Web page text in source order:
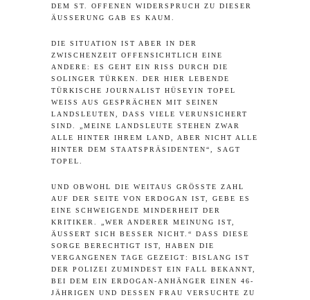
DEM ST. OFFENEN WIDERSPRUCH ZU DIESER
ÄUSSERUNG GAB ES KAUM.
DIE SITUATION IST ABER IN DER
ZWISCHENZEIT OFFENSICHTLICH EINE
ANDERE: ES GEHT EIN RISS DURCH DIE
SOLINGER TÜRKEN. DER HIER LEBENDE
TÜRKISCHE JOURNALIST HÜSEYIN TOPEL
WEISS AUS GESPRÄCHEN MIT SEINEN L
ANDSLEUTEN, DASS VIELE VERUNSICHERT S
IND. „MEINE LANDSLEUTE STEHEN ZWAR A
LLE HINTER IHREM LAND, ABER NICHT ALLE H
INTER DEM STAATSPRÄSIDENTEN“, SAGT T
OPEL.
UND OBWOHL DIE WEITAUS GRÖSSTE ZAHL A
UF DER SEITE VON ERDOGAN IST, GEBE ES E
INE SCHWEIGENDE MINDERHEIT DER K
RITIKER. „WER ANDERER MEINUNG IST, Ä
USSERT SICH BESSER NICHT.“ DASS DIESE SO
RGE BERECHTIGT IST, HABEN DIE VE
RGANGENEN TAGE GEZEIGT: BISLANG IST DE
R POLIZEI ZUMINDEST EIN FALL BEKANNT, BE
I DEM EIN ERDOGAN-ANHÄNGER EINEN 46-JÄ
HRIGEN UND DESSEN FRAU VERSUCHTE ZU SC